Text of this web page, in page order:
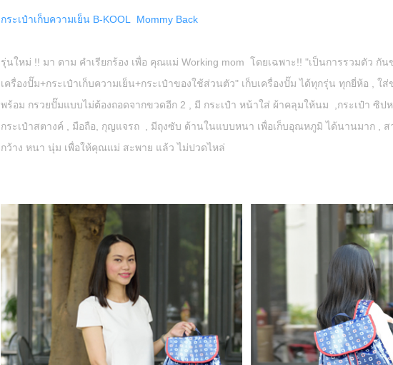
กระเป๋าเก็บความเย็น B-KOOL Mommy Back
รุ่นใหม่ !! มา ตาม คำเรียกร้อง เพื่อ คุณแม่ Working mom โดยเฉพาะ!! "เป็นการรวมตัว กัน
เครื่องปั๊ม+กระเป๋าเก็บความเย็น+กระเป๋าของใช้ส่วนตัว" เก็บเครื่องปั๊ม ได้ทุกรุ่น ทุกยี่ห้อ , ใ
พร้อม กรวยปั๊มแบบไม่ต้องถอดจากขวดอีก 2
มี กระเป๋า หน้าใส่ ผ้าคลุมให้นม
กระเป๋า ซิป
กระเป๋าสตางค์ , มือถือ, กุญแจรถ
มีถุงซับ ด้านในแบบหนา เพื่อเก็บอุณหภูมิ ได้นานมาก
ส
กว้าง หนา นุ่ม เพื่อให้คุณแม่ สะพาย แล้ว ไม่ปวดไหล่